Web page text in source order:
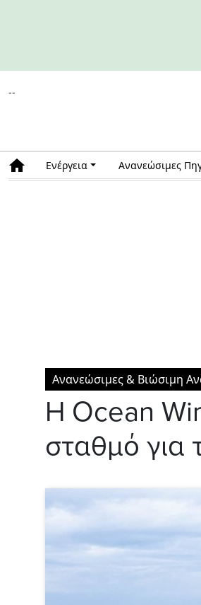
--
Ενέργεια Ανανεώσιμες
Ανανεώσιμες & Βιώσιμη
Η Ocean
σταθμό για